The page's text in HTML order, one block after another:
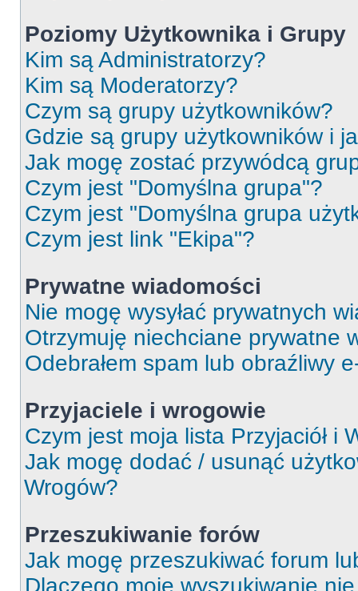
Poziomy Użytkownika i Grupy
Kim są Administratorzy?
Kim są Moderatorzy?
Czym są grupy użytkowników?
Gdzie są grupy użytkowników i
Jak mogę zostać przywódcą
Czym jest "Domyślna grupa"?
Czym jest "Domyślna grupa
Czym jest link "Ekipa"?
Prywatne wiadomości
Nie mogę wysyłać prywatnych
Otrzymuję niechciane prywatne
Odebrałem spam lub obraźliwy
Przyjaciele i wrogowie
Czym jest moja lista Przyjaciół i
Jak mogę dodać / usunąć
Wrogów?
Przeszukiwanie forów
Jak mogę przeszukiwać forum
Dlaczego moje wyszukiwanie